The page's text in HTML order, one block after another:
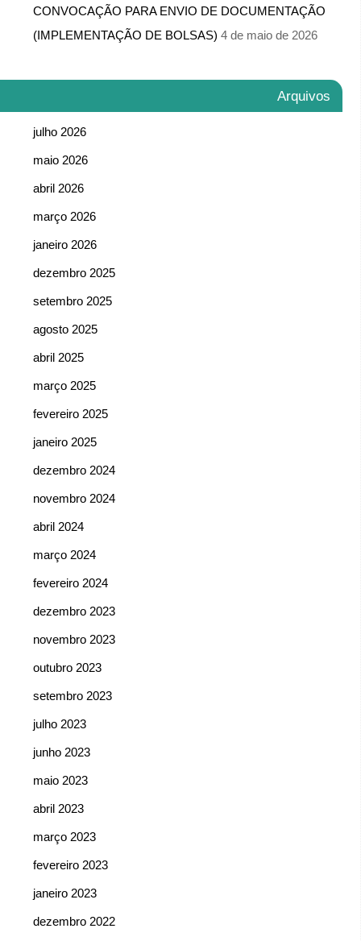
CONVOCAÇÃO PARA ENVIO DE DOCUMENTAÇÃO
(IMPLEMENTAÇÃO DE BOLSAS) 4 de maio de 2026
Arquivos
julho 2026
maio 2026
abril 2026
março 2026
janeiro 2026
dezembro 2025
setembro 2025
agosto 2025
abril 2025
março 2025
fevereiro 2025
janeiro 2025
dezembro 2024
novembro 2024
abril 2024
março 2024
fevereiro 2024
dezembro 2023
novembro 2023
outubro 2023
setembro 2023
julho 2023
junho 2023
maio 2023
abril 2023
março 2023
fevereiro 2023
janeiro 2023
dezembro 2022